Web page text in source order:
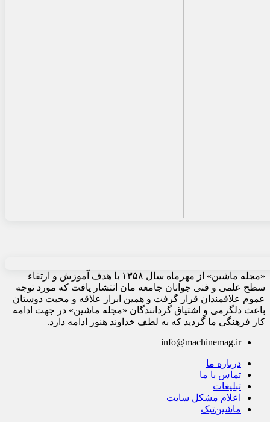
«مجله ماشین» از مهرماه سال ۱۳۵۸ با هدف آموزش و ارتقاء
سطح علمی و فنی جوانان جامعه مان انتشار یافت که مورد توجه
عموم علاقمندان قرار گرفت و همین ابراز علاقه و محبت دوستان
باعث دلگرمی و اشتیاق گردانندگان «مجله ماشین» در جهت ادامه
کار فرهنگی ما گردید که به لطف خداوند هنوز ادامه دارد.
info@machinemag.ir
درباره ما
تماس با ما
تبلیغات
اعلام مشکل سایت
ماشین‌تیک